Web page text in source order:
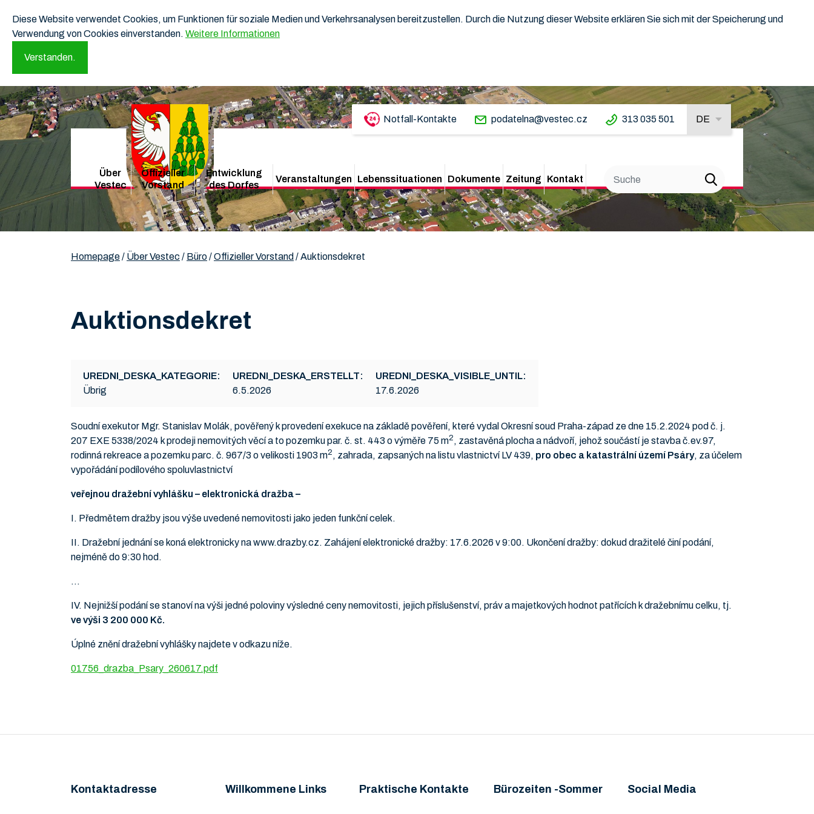
Diese Website verwendet Cookies, um Funktionen für soziale Medien und Verkehrsanalysen bereitzustellen. Durch die Nutzung dieser Website erklären Sie sich mit der Speicherung und
Verwendung von Cookies einverstanden. Weitere Informationen
Verstanden.
Notfall-Kontakte podatelna@vestec.cz 313 035 501 DE
Über
Vestec
Offizieller
Vorstand
Entwicklung
des Dorfes
Veranstaltungen Lebenssituationen Dokumente Zeitung Kontakt
Homepage/ Über Vestec / Büro/Offizieller Vorstand /Auktionsdekret
Auktionsdekret
UREDNI_DESKA_KATEGORIE:
Übrig
UREDNI_DESKA_ERSTELLT:
6.5.2026
UREDNI_DESKA_VISIBLE_UNTIL:
17.6.2026
Soudní exekutor Mgr. Stanislav Molák, pověřený k provedení exekuce na základě pověření, které vydal Okresní soud Praha-západ ze dne 15.2.2024 pod č. j.
207 EXE 5338/2024 k prodeji nemovitých věcí a to pozemku par. č. st. 443 o výměře 75 m2 , zastavěná plocha a nádvoří, jehož součástí je stavba č.ev.97,
rodinná rekreace a pozemku parc. č. 967/3 o velikosti 1903 m2 , zahrada, zapsaných na listu vlastnictví LV 439, pro obec a katastrální území Psáry, za účelem
vypořádání podílového spoluvlastnictví
veřejnou dražební vyhlášku – elektronická dražba –
I. Předmětem dražby jsou výše uvedené nemovitosti jako jeden funkční celek.
II. Dražební jednání se koná elektronicky na www.drazby.cz. Zahájení elektronické dražby: 17.6.2026 v 9:00. Ukončení dražby: dokud dražitelé činí podání,
nejméně do 9:30 hod.
…
IV. Nejnižší podání se stanoví na výši jedné poloviny výsledné ceny nemovitosti, jejich příslušenství, práv a majetkových hodnot patřících k dražebnímu celku, tj.
ve výši 3 200 000 Kč.
Úplné znění dražební vyhlášky najdete v odkazu níže.
01756_drazba_Psary_260617.pdf
Kontaktadresse Willkommene Links Praktische Kontakte Bürozeiten -Sommer Social Media